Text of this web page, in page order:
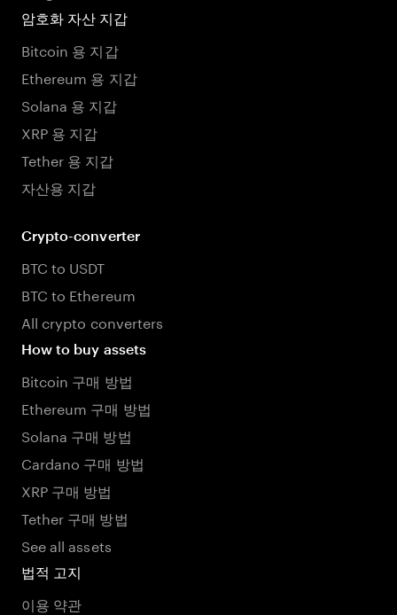
암호화 자산 지갑
Bitcoin 용 지갑
Ethereum 용 지갑
Solana 용 지갑
XRP 용 지갑
Tether 용 지갑
자산용 지갑
Crypto-converter
BTC to USDT
BTC to Ethereum
All crypto converters
How to buy assets
Bitcoin 구매 방법
Ethereum 구매 방법
Solana 구매 방법
Cardano 구매 방법
XRP 구매 방법
Tether 구매 방법
See all assets
법적 고지
이용 약관